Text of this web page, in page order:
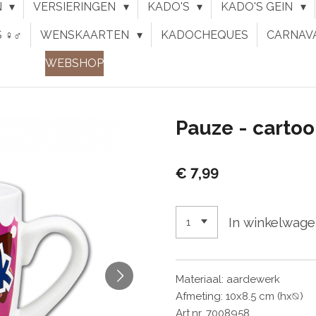
VERSIERINGEN KADO'S KADO'S GEIN
♀︎♂︎ WENSKAARTEN KADOCHEQUES
WEBSHOP
Pauze -
€ 7,99
In
Materiaal: aardewerk
Afmeting: 10x8.5 cm (hx⦰)